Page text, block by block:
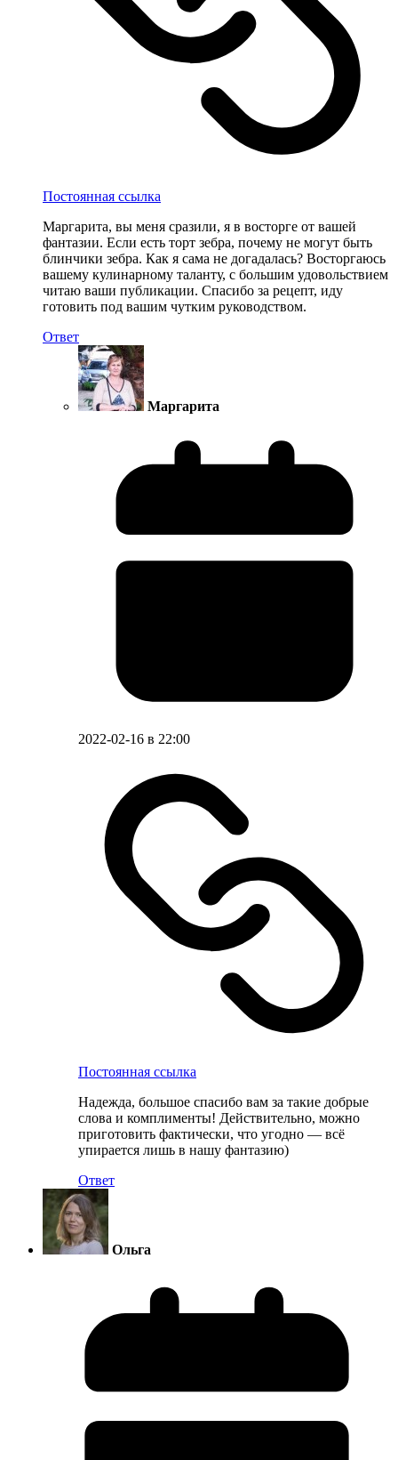
Постоянная ссылка
Маргарита, вы меня сразили, я в восторге от вашей
фантазии. Если есть торт зебра, почему не могут быть
блинчики зебра. Как я сама не догадалась? Восторгаюсь
вашему кулинарному таланту, с большим удовольствием
читаю ваши публикации. Спасибо за рецепт, иду
готовить под вашим чутким руководством.
Ответ
Маргарита
2022-02-16 в 22:00
Постоянная ссылка
Надежда, большое спасибо вам за такие добрые
слова и комплименты! Действительно, можно
приготовить фактически, что угодно — всё
упирается лишь в нашу фантазию)
Ответ
Ольга